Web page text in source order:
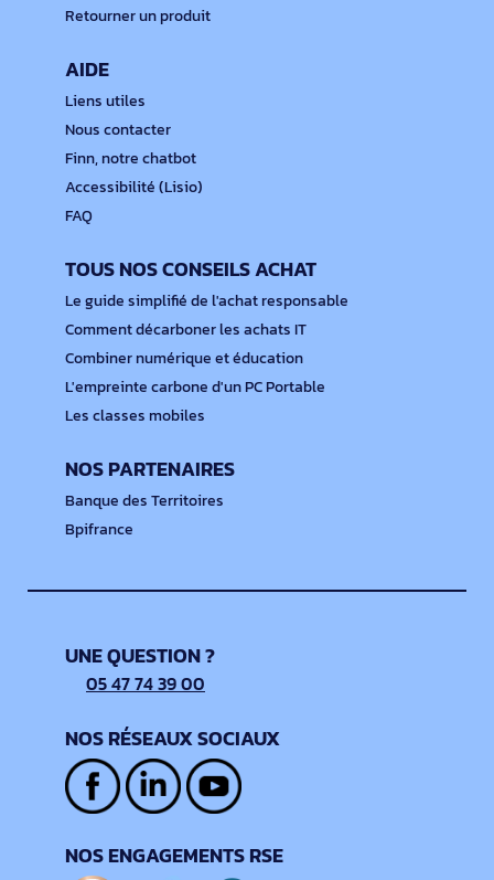
Retourner un produit
AIDE
Liens utiles
Nous contacter
Finn, notre chatbot
Accessibilité (Lisio)
FAQ
TOUS NOS CONSEILS ACHAT
Le guide simplifié de l'achat responsable
Comment décarboner les achats IT
Combiner numérique et éducation
L'empreinte carbone d'un PC Portable
Les classes mobiles
NOS PARTENAIRES
Banque des Territoires
Bpifrance
UNE QUESTION ?
05 47 74 39 00
NOS RÉSEAUX SOCIAUX
NOS ENGAGEMENTS RSE